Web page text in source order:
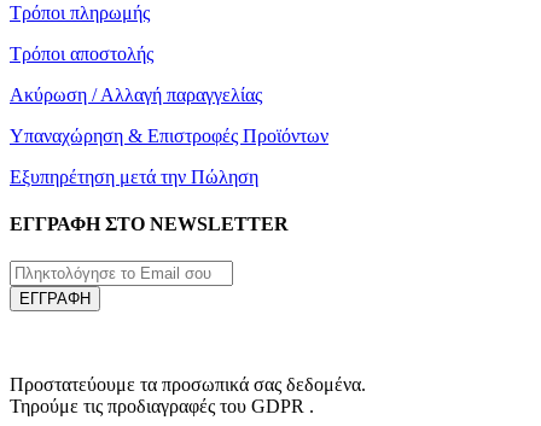
Τρόποι πληρωμής
Τρόποι αποστολής
Ακύρωση / Αλλαγή παραγγελίας
Υπαναχώρηση & Επιστροφές Προϊόντων
Εξυπηρέτηση μετά την Πώληση
ΕΓΓΡΑΦΗ ΣΤΟ NEWSLETTER
ΕΓΓΡΑΦΗ
Προστατεύουμε τα προσωπικά σας δεδομένα.
Τηρούμε τις προδιαγραφές του GDPR .